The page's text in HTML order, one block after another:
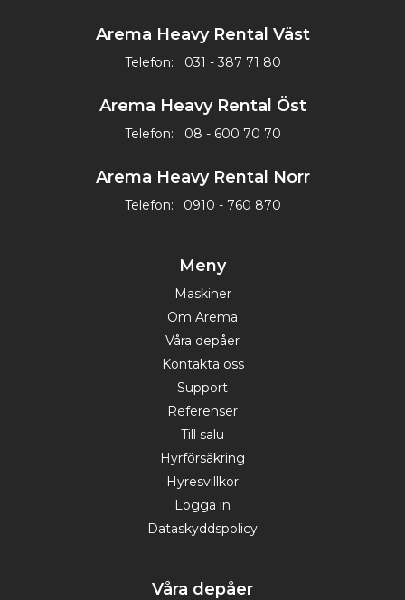
Arema Heavy Rental Väst
Telefon: 031 - 387 71 80
Arema Heavy Rental Öst
Telefon: 08 - 600 70 70
Arema Heavy Rental Norr
Telefon: 0910 - 760 870
Meny
Maskiner
Om Arema
Våra depåer
Kontakta oss
Support
Referenser
Till salu
Hyrförsäkring
Hyresvillkor
Logga in
Dataskyddspolicy
Våra depåer